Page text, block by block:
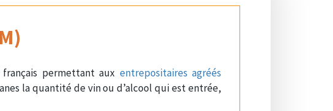
permettant aux entrepositaires agréés
la quantité de vin ou d’alcool qui est entrée,